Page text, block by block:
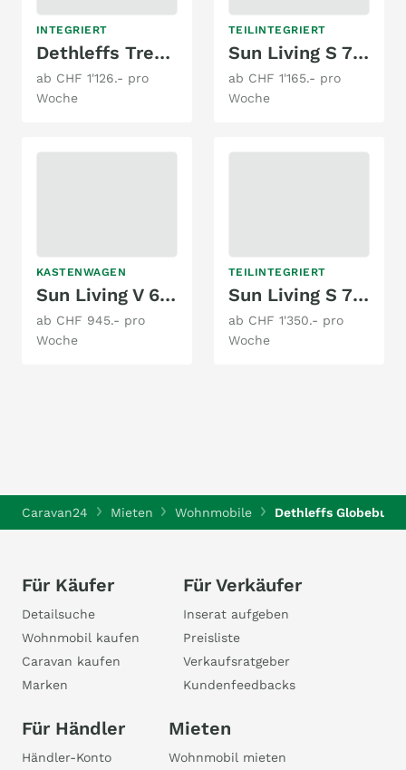
INTEGRIERT
Dethleffs Trend T 6617
ab CHF 1'126.- pro
Woche
TEILINTEGRIERT
Sun Living S 70SL Lite
ab CHF 1'165.- pro
Woche
KASTENWAGEN
Sun Living V 60SP TP
ab CHF 945.- pro
Woche
TEILINTEGRIERT
Sun Living S 75SL
ab CHF 1'350.- pro
Woche
Caravan24 Mieten Wohnmobile Dethleffs Globebus I
Für Käufer
Detailsuche
Wohnmobil kaufen
Caravan kaufen
Marken
Für Verkäufer
Inserat aufgeben
Preisliste
Verkaufsratgeber
Kundenfeedbacks
Für Händler
Händler-Konto
Mieten
Wohnmobil mieten